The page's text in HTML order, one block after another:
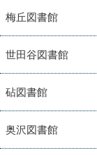
梅丘図書館
世田谷図書館
砧図書館
奥沢図書館